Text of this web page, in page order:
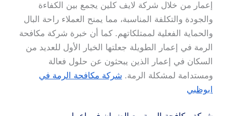
إعمار من خلال شركة لايف كلين يجمع بين الكفاءة
والجودة والتكلفة المناسبة، مما يمنح العملاء راحة البال
والحماية الفعلية لممتلكاتهم. كما أن خبرة شركة مكافحة
الرمة في إعمار الطويلة جعلتها الخيار الأول للعديد من
السكان في إعمار الذين يبحثون عن حلول فعالة
ومستدامة لمشكلة الرمة. شركة مكافحة الرمة في
ابوظبي